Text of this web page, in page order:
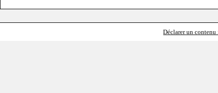
Déclarer un